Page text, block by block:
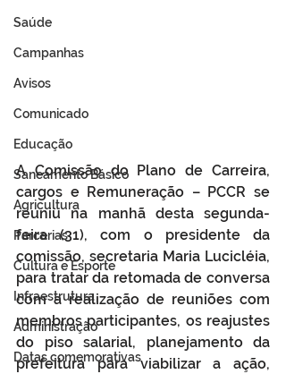
Saúde
Campanhas
Avisos
Comunicado
Educação
Saneamento Básico
Agricultura
Parcerias
Cultura e Esporte
Infraestrutura
Administração
Datas comemorativas
A Comissão do Plano de Carreira,
cargos e Remuneração – PCCR se
reuniu na manhã desta segunda-
feira (31), com o presidente da
comissão, secretaria Maria Lucicléia,
para tratar da retomada de conversa
com a realização de reuniões com
membros participantes, os reajustes
do piso salarial, planejamento da
prefeitura para viabilizar a ação,